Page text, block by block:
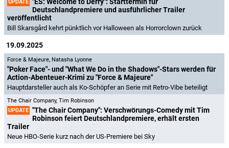
UPDATE
Deutschlandpremiere und ausführlicher Trailer
veröffentlicht
Bill Skarsgård kehrt pünktlich vor Halloween als Horrorclown zurück
19.09.2025
Force & Majeure, Natasha Lyonne
"Poker Face"- und "What We Do in the Shadows"-Stars werden für
Action-Abenteuer-Krimi zu "Force & Majeure"
Hauptdarsteller auch als Ko-Schöpfer an Serie mit Retro-Vibe beteiligt
The Chair Company, Tim Robinson
UPDATE "The Chair Company": Verschwörungs-Comedy mit Tim
Robinson feiert Deutschlandpremiere, erhält ersten
Trailer
Neue HBO-Serie kurz nach der US-Premiere bei Sky